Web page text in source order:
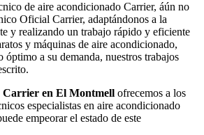
de aire acondicionado Carrier, áún no
Oficial Carrier, adaptándonos a la
y realizando un trabajo rápido y eficiente
y máquinas de aire acondicionado,
óptimo a su demanda, nuestros trabajos
Carrier en El Montmell ofrecemos a los
especialistas en aire acondicionado
empeorar el estado de este